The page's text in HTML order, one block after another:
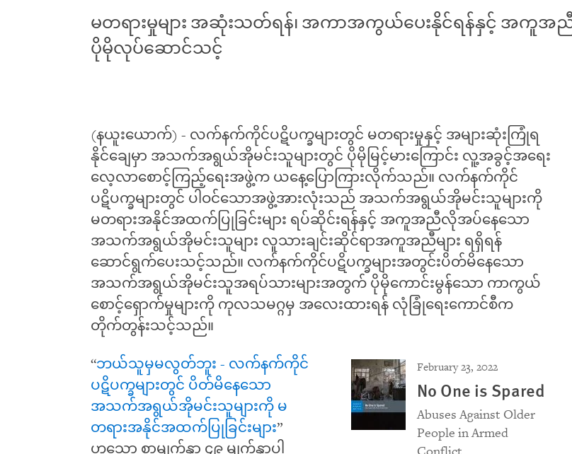
မတရားမှုများ အဆုံးသတ်ရန်၊ အကာအကွယ်ပေးနိုင်ရန်နှင့် အကူအညီ
ပိုမိုလုပ်ဆောင်သင့်
(နယူးယောက်) - လက်နက်ကိုင်ပဋိပက္ခများတွင် မတရားမှုနှင့် အများဆုံးကြုံရ
နိုင်ချေမှာ အသက်အရွယ်အိုမင်းသူများတွင် ပိုမိုမြင့်မားကြောင်း လူ့အခွင့်အရေး
လေ့လာစောင့်ကြည့်ရေးအဖွဲ့က ယနေ့ပြောကြားလိုက်သည်။ လက်နက်ကိုင်
ပဋိပက္ခများတွင် ပါဝင်သောအဖွဲ့အားလုံးသည် အသက်အရွယ်အိုမင်းသူများကို
မတရားအနိုင်အထက်ပြုခြင်းများ ရပ်ဆိုင်းရန်နှင့် အကူအညီလိုအပ်နေသော
အသက်အရွယ်အိုမင်းသူများ လူသားချင်းဆိုင်ရာအကူအညီများ ရရှိရန်
ဆောင်ရွက်ပေးသင့်သည်။ လက်နက်ကိုင်ပဋိပက္ခများအတွင်းပိတ်မိနေသော
အသက်အရွယ်အိုမင်းသူအရပ်သားများအတွက် ပိုမိုကောင်းမွန်သော ကာကွယ်
စောင့်ရှောက်မှုများကို ကုလသမဂ္ဂမှ အလေးထားရန် လုံခြုံရေးကောင်စီက
တိုက်တွန်းသင့်သည်။
February 23, 2022
No One is Spared
Abuses Against Older
People in Armed
“ဘယ်သူမှမလွတ်ဘူး - လက်နက်ကိုင်
ပဋိပက္ခများတွင် ပိတ်မိနေသော
အသက်အရွယ်အိုမင်းသူများကို မ
တရားအနိုင်အထက်ပြုခြင်းများ”
ဟူသော စာမျက်နှာ ၄၉ မျက်နှာပါ